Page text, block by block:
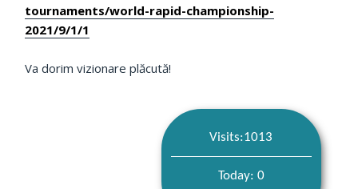
tournaments/world-rapid-championship-
2021/9/1/1
Va dorim vizionare plăcută!
Visits:1013
Today: 0